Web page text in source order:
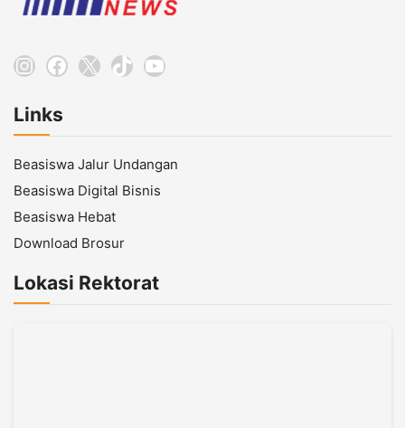
Instagram
Facebook
X TikTokYouTube
Links
Beasiswa Jalur Undangan
Beasiswa Digital Bisnis
Beasiswa Hebat
Download Brosur
Lokasi Rektorat